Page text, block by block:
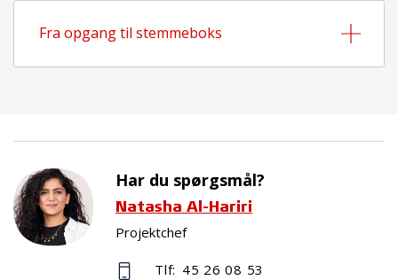
Fra opgang til stemmeboks
Har du spørgsmål?
Natasha Al-Hariri
Projektchef
Tlf: 45 26 08 53